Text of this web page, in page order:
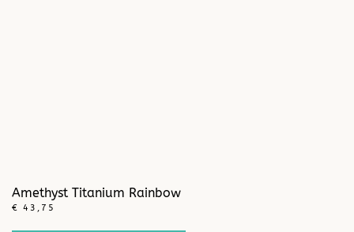
Amethyst Titanium Rainbow
€ 43,75